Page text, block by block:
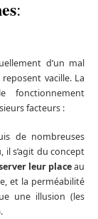
:
d’un mal
vacille. La
fonctionnement
facteurs :
de nombreuses
il s’agit du concept
leur placeau
et la perméabilité
une illusion (les